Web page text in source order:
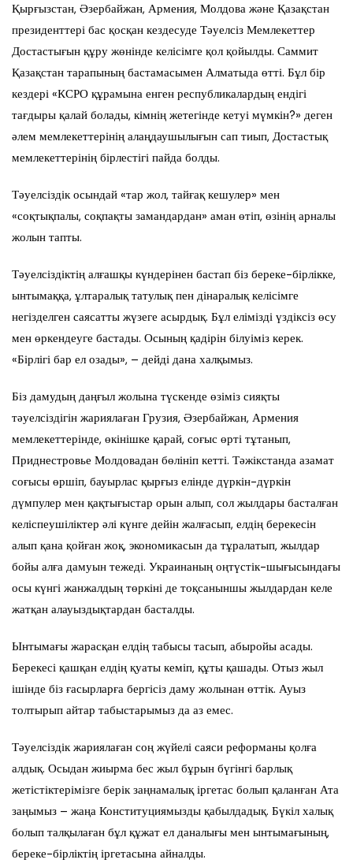
Қырғызстан, Әзербайжан, Армения, Молдова және Қазақстан
президенттері бас қосқан кездесуде Тәуелсіз Мемлекеттер
Достастығын құру жөнінде келісімге қол қойылды. Саммит
Қазақстан тарапының бастамасымен Алматыда өтті. Бұл бір
кездері «КСРО құрамына енген республикалардың ендігі
тағдыры қалай болады, кімнің жетегінде кетуі мүмкін?» деген
әлем мемлекеттерінің алаңдаушылығын сап тиып, Достастық
мемлекеттерінің бірлестігі пайда болды.
Тәуелсіздік осындай «тар жол, тайғақ кешулер» мен
«соқтықпалы, соқпақты замандардан» аман өтіп, өзінің арналы
жолын тапты.
Тәуелсіздіктің алғашқы күндерінен бастап біз береке-бірлікке,
ынтымаққа, ұлтаралық татулық пен дінаралық келісімге
негізделген саясатты жүзеге асырдық. Бұл елімізді үздіксіз өсу
мен өркендеуге бастады. Осының қадірін білуіміз керек.
«Бірлігі бар ел озады», – дейді дана халқымыз.
Біз дамудың даңғыл жолына түскенде өзіміз сияқты
тәуелсіздігін жариялаған Грузия, Әзербайжан, Армения
мемлекеттерінде, өкінішке қарай, соғыс өрті тұтанып,
Приднестровье Молдовадан бөлініп кетті. Тәжікстанда азамат
соғысы өршіп, бауырлас қырғыз елінде дүркін-дүркін
дүмпулер мен қақтығыстар орын алып, сол жылдары басталған
келіспеушіліктер әлі күнге дейін жалғасып, елдің берекесін
алып қана қойған жоқ, экономикасын да тұралатып, жылдар
бойы алға дамуын тежеді. Украинаның оңтүстік-шығысындағы
осы күнгі жанжалдың төркіні де тоқсаныншы жылдардан келе
жатқан алауыздықтардан басталды.
Ынтымағы жарасқан елдің табысы тасып, абыройы асады.
Берекесі қашқан елдің қуаты кеміп, құты қашады. Отыз жыл
ішінде біз ғасырларға бергісіз даму жолынан өттік. Ауыз
толтырып айтар табыстарымыз да аз емес.
Тәуелсіздік жариялаған соң жүйелі саяси реформаны қолға
алдық. Осыдан жиырма бес жыл бұрын бүгінгі барлық
жетістіктерімізге берік заңнамалық іргетас болып қаланған Ата
заңымыз – жаңа Конституциямызды қабылдадық. Бүкіл халық
болып талқылаған бұл құжат ел даналығы мен ынтымағының,
береке-бірліктің іргетасына айналды.